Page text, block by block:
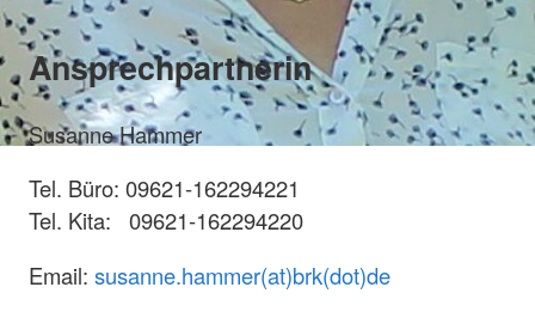
Ansprechpartnerin
Susanne Hammer
Tel. Büro: 09621-162294221
Tel. Kita: 09621-162294220
Email: susanne.hammer(at)brk(dot)de